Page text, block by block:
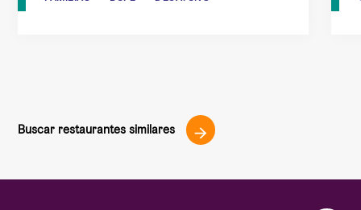
Buscar restaurantes similares